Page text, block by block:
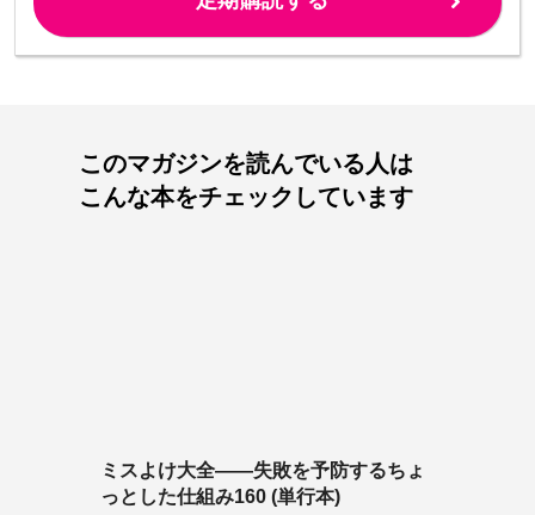
このマガジンを読んでいる人は
こんな本をチェックしています
ミスよけ大全――失敗を予防するちょ
っとした仕組み160 (単行本)